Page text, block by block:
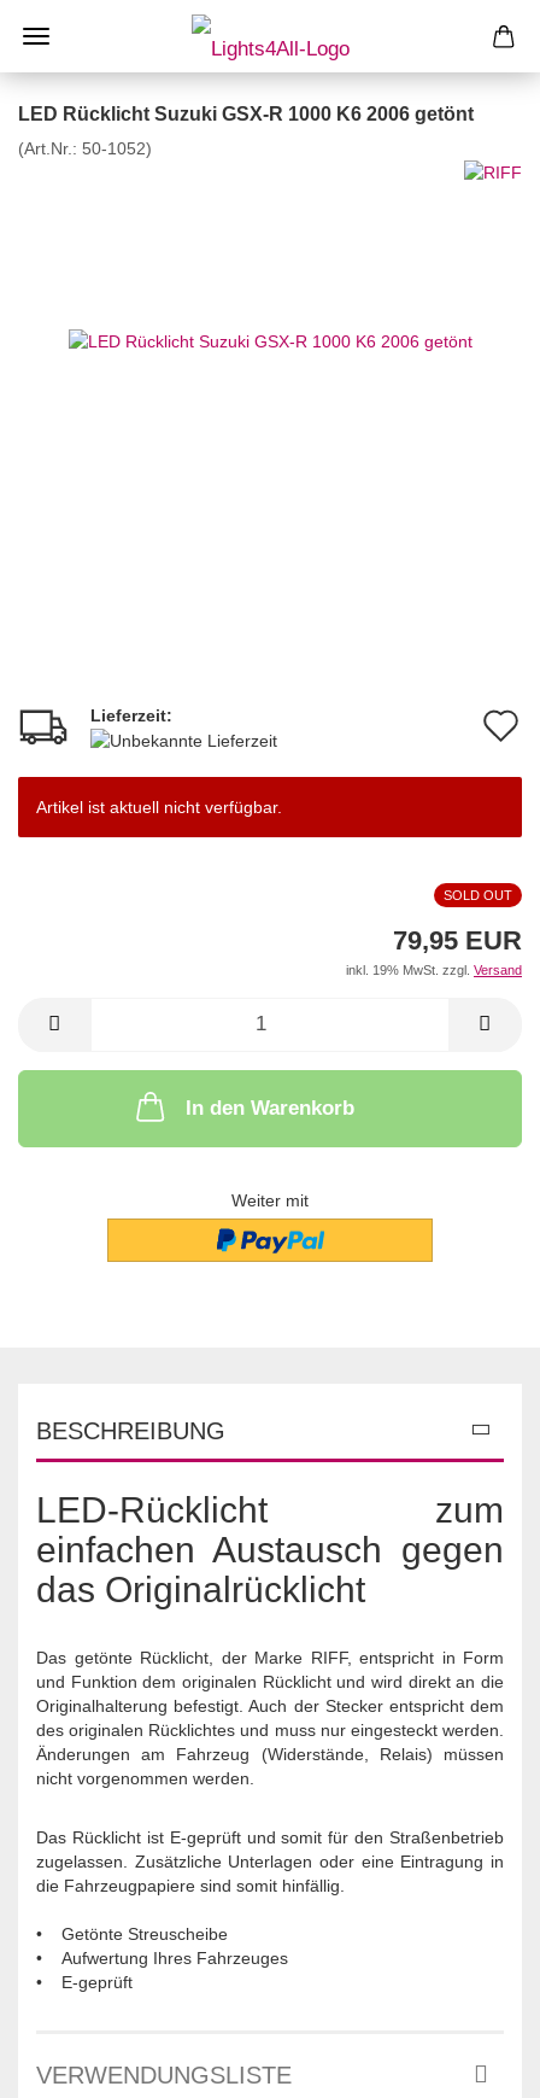
LED Rücklicht Suzuki GSX-R 1000 K6 2006 getönt
(Art.Nr.: 50-1052)
Lieferzeit:
Artikel ist aktuell nicht verfügbar.
SOLD OUT
79,95 EUR
inkl. 19% MwSt. zzgl. Versand
In den Warenkorb
Weiter mit
BESCHREIBUNG
LED-Rücklicht zum
einfachen Austausch gegen
das Originalrücklicht
Das getönte Rücklicht, der Marke RIFF, entspricht in Form
und Funktion dem originalen Rücklicht und wird direkt an die
Originalhalterung befestigt. Auch der Stecker entspricht dem
des originalen Rücklichtes und muss nur eingesteckt werden.
Änderungen am Fahrzeug (Widerstände, Relais) müssen
nicht vorgenommen werden.
Das Rücklicht ist E-geprüft und somit für den Straßenbetrieb
zugelassen. Zusätzliche Unterlagen oder eine Eintragung in
die Fahrzeugpapiere sind somit hinfällig.
• Getönte Streuscheibe
• Aufwertung Ihres Fahrzeuges
• E-geprüft
VERWENDUNGSLISTE